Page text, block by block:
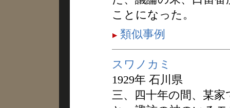
ことになった。
類似事例
スワノカミ
1929年 石川県
三、四十年の間、某